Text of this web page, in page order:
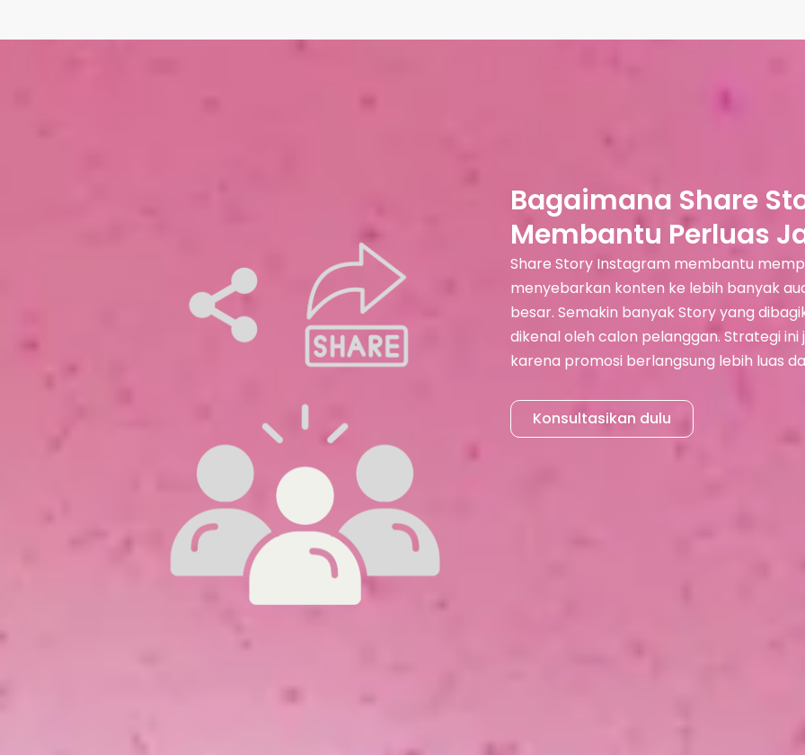
Bagaimana Share
Membantu Perluas
Share Story Instagram membantu
menyebarkan konten ke lebih banyak
besar. Semakin banyak Story yang
dikenal oleh calon pelanggan. Strategi
karena promosi berlangsung lebih luas
Konsultasikan dulu